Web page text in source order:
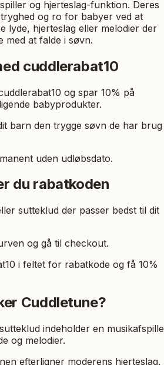
og hjerteslag-funktion. Deres
og ro for babyer ved at
lyde, hjerteslag eller melodier der
med at falde i søvn.
cuddlerabat10
og spar 10% på
babyprodukter.
barn den trygge søvn de har brug
uden udløbsdato.
du rabatkoden
sutteklud der passer bedst til dit
og gå til checkout.
i feltet for rabatkode og få 10%
Cuddletune?
indeholder en
og melodier.
efterligner moderens hjerteslag,